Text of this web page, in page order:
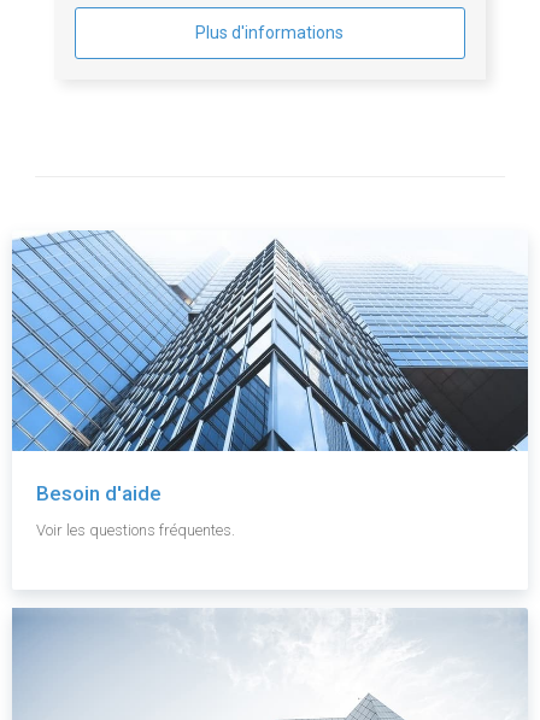
Plus d'informations
Besoin d'aide
Voir les questions fréquentes.